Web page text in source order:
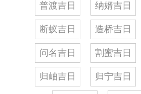
普渡吉日 纳婿吉日
断蚁吉日 造桥吉日
问名吉日 割蜜吉日
归岫吉日 归宁吉日